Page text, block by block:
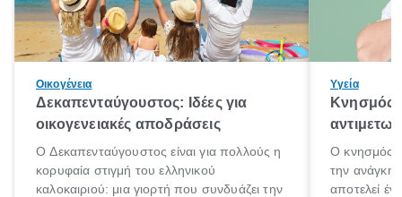
Οικογένεια
Δεκαπενταύγουστος: Ιδέες για
οικογενειακές αποδράσεις
Ο Δεκαπενταύγουστος είναι για πολλούς η
κορυφαία στιγμή του ελληνικού
καλοκαιριού: μια γιορτή που συνδυάζει την
Υγεία
Κνησμός:
Ο κνησμός
την ανάγκη
αποτελεί